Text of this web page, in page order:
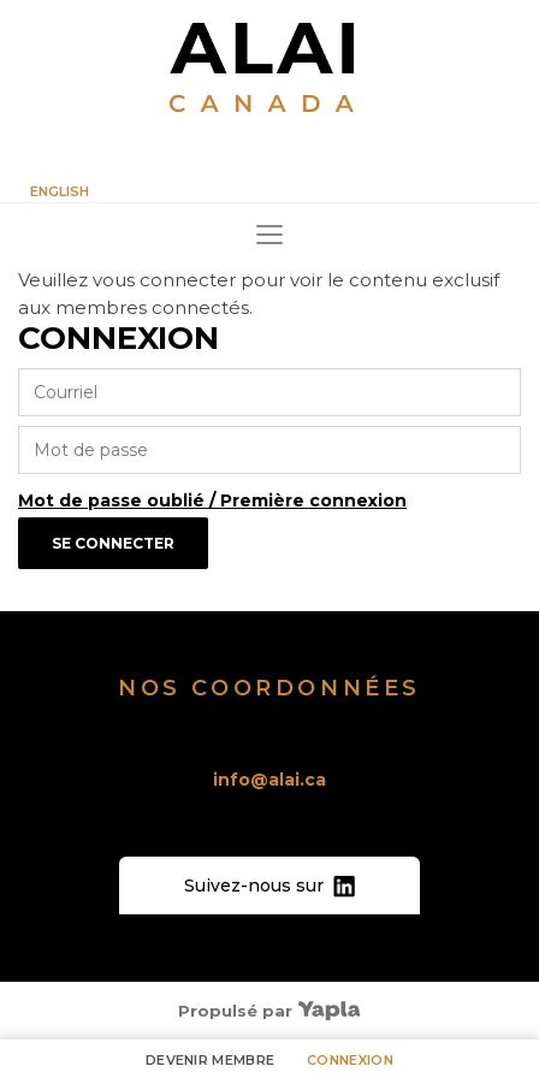
DEVENIR MEMBRE CONNEXION
ENGLISH
Veuillez vous connecter pour voir le contenu exclusif
aux membres connectés.
CONNEXION
Mot de passe oublié / Première connexion
NOS COORDONNÉES
info@alai.ca
Suivez-nous sur
Propulsé par